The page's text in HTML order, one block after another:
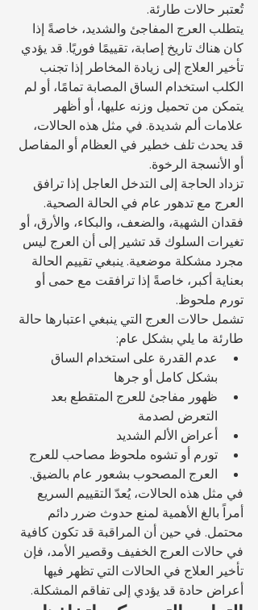
تُعتبر حالات طارئة.
يتطلب العرج المفاجئ والشديد، خاصةً إذا
كان هناك تاريخ إصابة، تقييمًا فوريًا. قد يؤدي
تأخير العلاج إلى زيادة المخاطر إذا تجنب
الكلب استخدام الساق المصابة تمامًا، أو لم
يتمكن من تحميل وزنه عليها، أو أظهر
علامات ألم شديدة. في مثل هذه الحالات،
قد يحدث تلف خطير في العظام أو المفاصل
أو الأنسجة الرخوة.
تزداد الحاجة إلى التدخل العاجل إذا ترافق
العرج مع تدهور عام في الحالة الصحية.
فقدان الشهية، والضعف، والبكاء، والأرق، أو
تغيرات السلوك قد تشير إلى أن العرج ليس
مجرد مشكلة موضعية. ينبغي تقييم الحالة
بعناية أكبر، خاصةً إذا ترافقت مع حمى أو
تورم ملحوظ.
تشمل حالات العرج التي ينبغي اعتبارها حالة
طارئة ما يلي بشكل عام:
عدم القدرة على استخدام الساق
بشكل كامل أو جرها
ظهور مفاجئ للعرج المتقطع بعد
التعرض لصدمة
أعراض الألم الشديد
تورم أو تشوه ملحوظ مصاحب للعرج
العرج المصحوب بشعور عام بالضيق.
في مثل هذه الحالات، يُعدّ التقييم السريع
أمراً بالغ الأهمية لمنع حدوث ضرر دائم
محتمل. في حين أن المراقبة قد تكون كافية
في حالات العرج الخفيف وقصير الأمد، فإن
تأخير العلاج في الحالات التي تظهر فيها
أعراض حادة قد يؤدي إلى تفاقم المشكلة.